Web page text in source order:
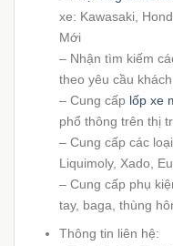
xe: Kawasaki,
Mới
– Nhận tìm kiếm
theo yêu cầu khách
– Cung cấp lốp xe
phổ thông trên thị
– Cung cấp các loại
Liquimoly, Xado,
– Cung cấp phụ
tay, baga, thùng
Thông tin liên hệ: